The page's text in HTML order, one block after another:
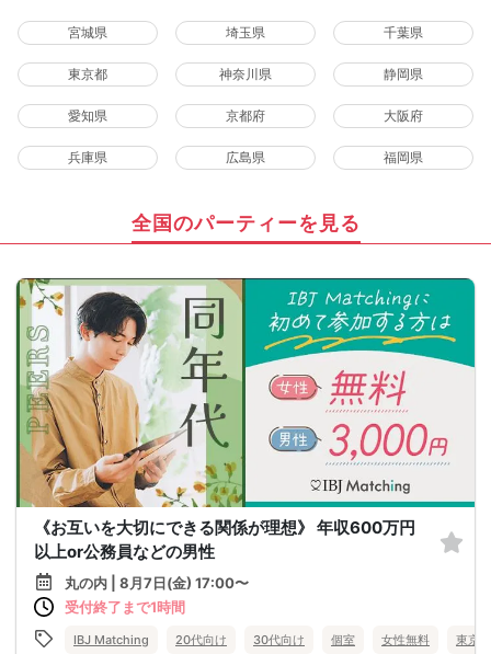
宮城県 埼玉県 千葉県
東京都 神奈川県 静岡県
愛知県 京都府 大阪府
兵庫県 広島県 福岡県
全国のパーティーを見る
《お互いを大切にできる関係が理想》 年収600万円
以上or公務員などの男性
丸の内 | 8月7日(金) 17:00〜
受付終了まで1時間
IBJ Matching 20代向け 30代向け 個室 女性無料 東京都